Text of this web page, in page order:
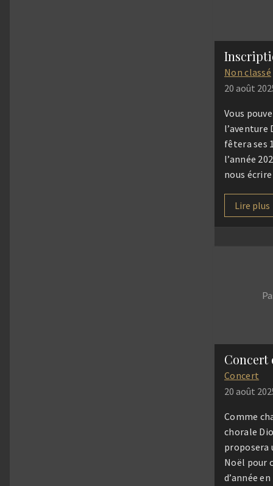
Non classé
20 août
Vous
l’aventure
fêtera ses
l’année
nous
Lire plus
Concert
20 août
Comme
chorale
proposera
Noël pour
d’année